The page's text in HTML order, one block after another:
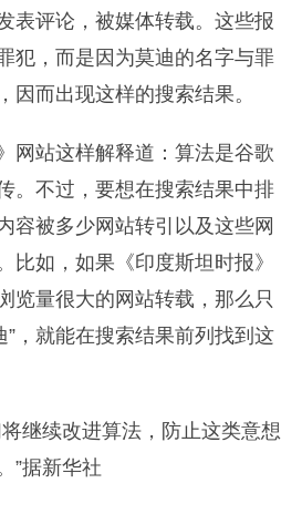
表评论，被媒体转载。这些报
犯，而是因为莫迪的名字与罪
因而出现这样的搜索结果。
网站这样解释道：算法是谷歌
。不过，要想在搜索结果中排
容被多少网站转引以及这些网
比如，如果《印度斯坦时报》
览量很大的网站转载，那么只
”，就能在搜索结果前列找到这
继续改进算法，防止这类意想
”据新华社